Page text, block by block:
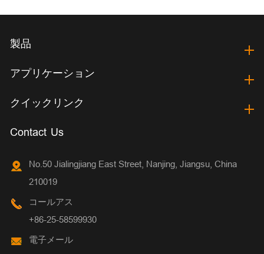
製品
アプリケーション
クイックリンク
Contact Us
No.50 Jialingjiang East Street, Nanjing, Jiangsu, China
210019
コールアス
+86-25-58599930
電子メール